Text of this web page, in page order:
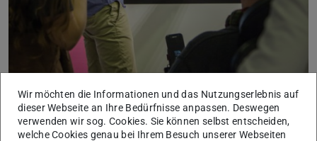
Wir möchten die Informationen und das Nutzungserlebnis auf
dieser Webseite an Ihre Bedürfnisse anpassen. Deswegen
verwenden wir sog. Cookies. Sie können selbst entscheiden,
welche Cookies genau bei Ihrem Besuch unserer Webseiten